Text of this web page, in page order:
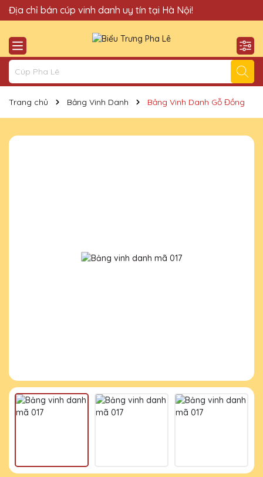
Quà Tặng Cúp Pha Lê Hà Nội QTG xin chào Quý Khách!
Địa chỉ bán cúp vinh danh uy tín tại Hà Nội!
Trang chủ Bảng Vinh Danh Bảng Vinh Danh Gỗ Đồng